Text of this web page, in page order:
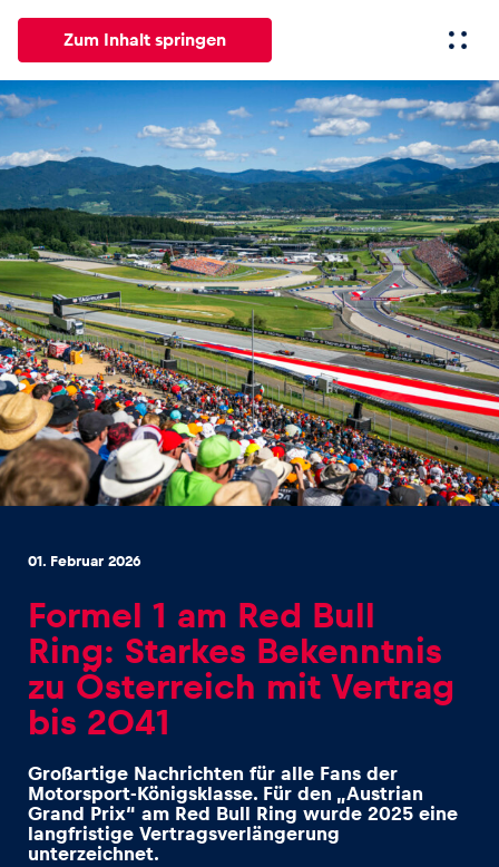
Zum Inhalt springen
Alle News Events Erlebnisse Seiten
News
Alle anzeigen
Events
Alle anzeigen
Erlebnisse
Alle anzeigen
01. Februar 2026
Formel 1 am Red Bull
Ring: Starkes Bekenntnis
zu Österreich mit Vertrag
bis 2041
Großartige Nachrichten für alle Fans der
Motorsport-Königsklasse. Für den „Austrian
Grand Prix“ am Red Bull Ring wurde 2025 eine
langfristige Vertragsverlängerung
unterzeichnet.